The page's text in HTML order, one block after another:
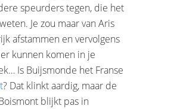
speurders tegen, die het
Je zou maar van Aris
afstammen en vervolgens
kunnen komen in je
Is Buijsmonde het Franse
? Dat klinkt aardig, maar de
blijkt pas in